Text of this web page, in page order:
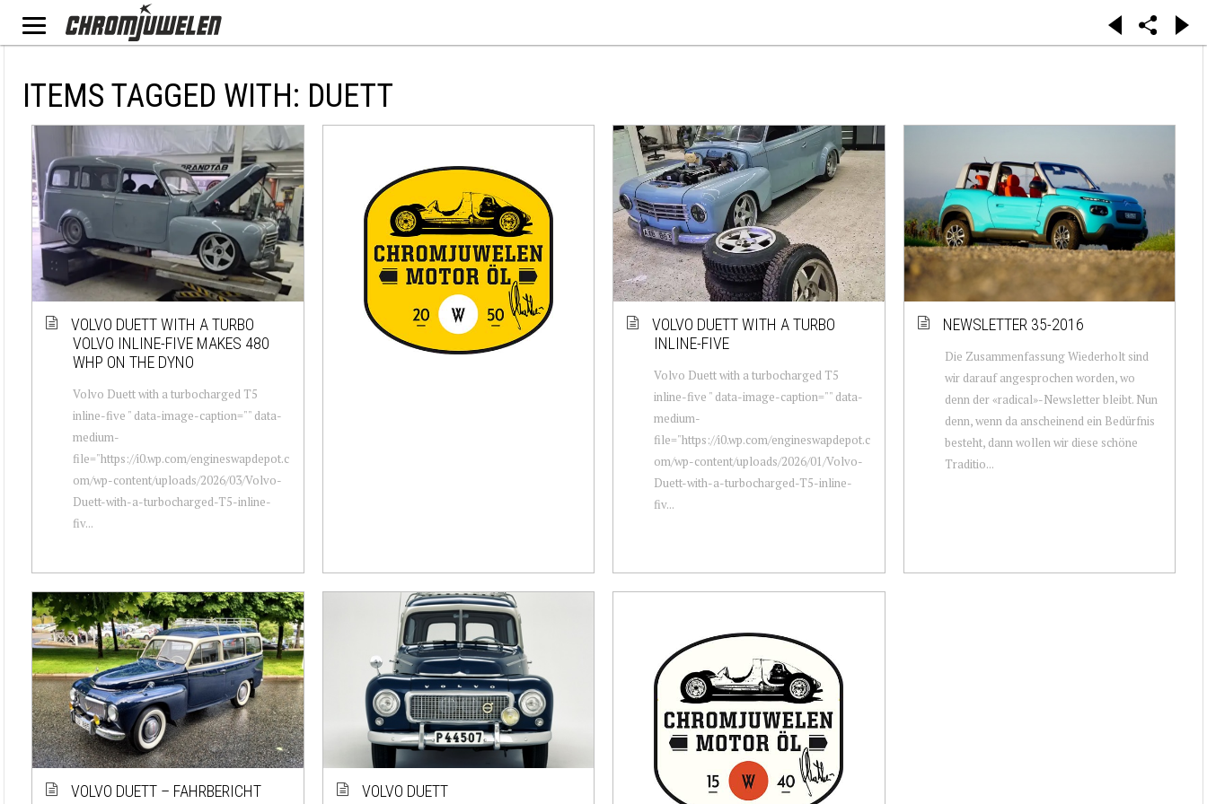
ITEMS TAGGED WITH: DUETT
VOLVO DUETT WITH A TURBO
VOLVO INLINE-FIVE MAKES 480
WHP ON THE DYNO
Volvo Duett with a turbocharged T5
inline-five " data-image-caption="" data-
medium-
file="https://i0.wp.com/engineswapdepot.c
om/wp-content/uploads/2026/03/Volvo-
Duett-with-a-turbocharged-T5-inline-
fiv...
VOLVO DUETT WITH A TURBO
INLINE-FIVE
Volvo Duett with a turbocharged T5
inline-five " data-image-caption="" data-
medium-
file="https://i0.wp.com/engineswapdepot.c
om/wp-content/uploads/2026/01/Volvo-
Duett-with-a-turbocharged-T5-inline-
fiv...
NEWSLETTER 35-2016
Die Zusammenfassung Wiederholt sind
wir darauf angesprochen worden, wo
denn der «radical»-Newsletter bleibt. Nun
denn, wenn da anscheinend ein Bedürfnis
besteht, dann wollen wir diese schöne
Traditio...
VOLVO DUETT – FAHRBERICHT VOLVO DUETT